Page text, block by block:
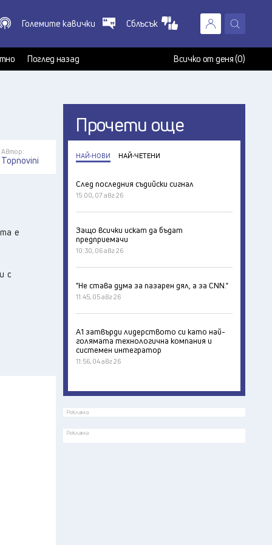
X
Големите кавички Сблъсък
Поглед назад Всичко от деня (0)
Автор:
Topnovini
е
с
Прочети още
НАЙ-НОВИ НАЙ-ЧЕТЕНИ
След последния съдийски сигнал
15:00, 07 авг 26
Защо всички искат да бъдат
предприемачи
10:30, 06 авг 26
"Не става дума за пазарен дял, а за CNN."
11:45, 05 авг 26
А1 затвърди лидерството си като най-
голямата технологична компания и
системен интегратор
11:56, 04 авг 26
Реклама
Реклама